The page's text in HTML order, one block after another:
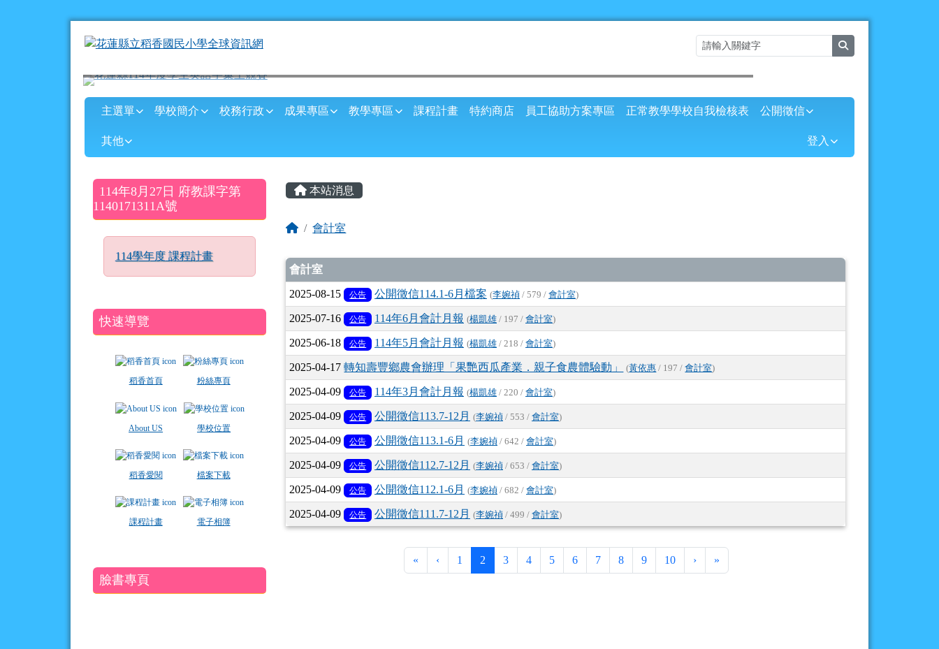
花蓮縣立稻香國民小學全球資訊網
導覽列
主選單 學校簡介 校務行政 成果專區 教學專區 課程計畫 特約商店 員工協助方案專區 正常教學學校自我檢核表 公開徵信
其他 登入
左邊區域內容
114年8月27日 府教課字第
1140171311A號
114學年度 課程計畫
快速導覽
稻香首頁 粉絲專頁
About US 學校位置
稻香愛閱 檔案下載
課程計畫 電子相簿
臉書專頁
主內容區域
本站消息
回首頁
會計室
文章列表
會計室
2025-08-15 公告 公開徵信114.1-6月檔案 (李婉禎/ 579 / 會計室)
2025-07-16 公告 114年6月會計月報 (楊凱雄/ 197 / 會計室)
2025-06-18 公告 114年5月會計月報 (楊凱雄/ 218 / 會計室)
2025-04-17轉知壽豐鄉農會辦理「果艷西瓜產業．親子食農體驗動」 (黃依惠 / 197 /會計室)
2025-04-09 公告 114年3月會計月報 (楊凱雄/ 220 / 會計室)
2025-04-09 公告 公開徵信113.7-12月 (李婉禎/ 553 / 會計室)
2025-04-09 公告 公開徵信113.1-6月 (李婉禎/ 642 / 會計室)
2025-04-09 公告 公開徵信112.7-12月 (李婉禎/ 653 / 會計室)
2025-04-09 公告 公開徵信112.1-6月 (李婉禎/ 682 / 會計室)
2025-04-09 公告 公開徵信111.7-12月 (李婉禎/ 499 / 會計室)
«第一頁
‹上一頁
1 2(目前頁次)
3 4 5 6 7 8 9 10 ›下一頁
»最後頁